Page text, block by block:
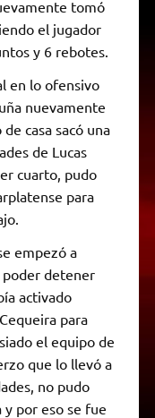
tomó
el jugador
y 6 rebotes.
en lo ofensivo
nuevamente
casa sacó una
de Lucas
cuarto, pudo
para
empezó a
poder detener
activado
para
el equipo de
que lo llevó a
no pudo
por eso se fue